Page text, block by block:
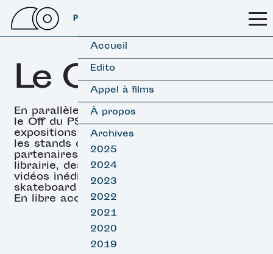
PSSFF 2026
Accueil
Edito
Appel à films
À propos
Archives
2025
2024
2023
2022
2021
2020
2019
Le OFF
En parallèle des projections,
le Off du PSSFF propose des
expositions (surf & skate),
les stands de nos
partenaires, un espace
librairie, des projections de
vidéos inédites de surf et
skateboard et des DJ sets.
En libre accès.